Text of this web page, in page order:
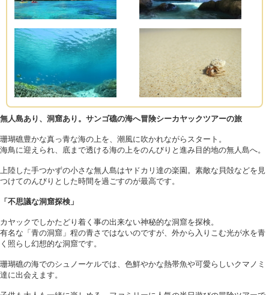
無人島あり、洞窟あり。サンゴ礁の海へ冒険シーカヤックツアーの旅
珊瑚礁豊かな真っ青な海の上を、潮風に吹かれながらスタート。
海鳥に迎えられ、底まで透ける海の上をのんびりと進み目的地の無人島へ。
上陸した手つかずの小さな無人島はヤドカリ達の楽園。素敵な貝殻などを見
つけてのんびりとした時間を過ごすのが最高です。
「不思議な洞窟探検」
カヤックでしかたどり着く事の出来ない神秘的な洞窟を探検。
有名な「青の洞窟」程の青さではないのですが、外から入りこむ光が水を青
く照らし幻想的な洞窟です。
珊瑚礁の海でのシュノーケルでは、色鮮やかな熱帯魚や可愛らしいクマノミ
達に出会えます。